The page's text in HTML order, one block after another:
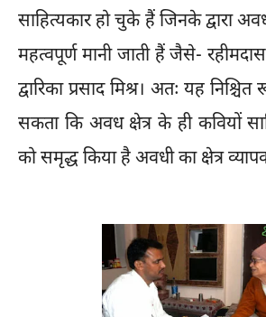
साहित्यकार हो चुके हैं जिनके द्वारा
महत्वपूर्ण मानी जाती हैं जैसे-
द्वारिका प्रसाद मिश्र। अतः यह
सकता कि अवध क्षेत्र के ही कवियों
को समृद्ध किया है अवधी का क्षेत्र